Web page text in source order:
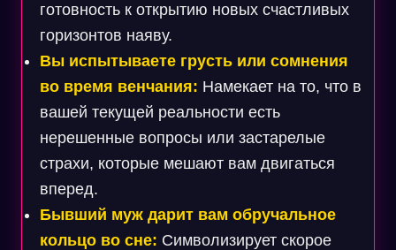
готовность к открытию новых счастливых
горизонтов наяву.
Вы испытываете грусть или сомнения
во время венчания: Намекает на то, что в
вашей текущей реальности есть
нерешенные вопросы или застарелые
страхи, которые мешают вам двигаться
вперед.
Бывший муж дарит вам обручальное
кольцо во сне: Символизирует скорое